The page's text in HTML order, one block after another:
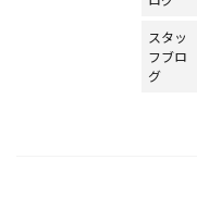
スタッ
フブロ
グ